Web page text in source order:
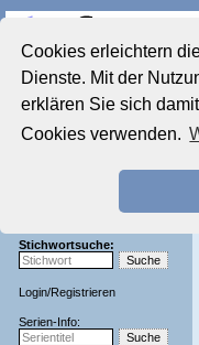
Cookies erleichtern
Dienste. Mit der
erklären Sie sich
Cookies verwenden.
Startseite
Aktuelles Forum
Film-Forum
Zeichentrick-Forum
Stichwortsuche:
Login/Registrieren
Serien-Info: